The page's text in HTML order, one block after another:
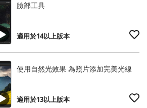
臉部工具
適用於14以上版本
使用自然光效果 為照片添加完美光線
適用於13以上版本